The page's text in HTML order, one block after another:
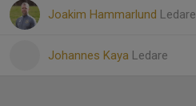
Joakim Hammarlund Ledare
Johannes Kaya Ledare